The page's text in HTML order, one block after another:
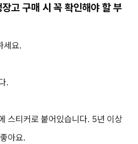
고 구매 시 꼭 확인해야 할 부
세요.
.
스티커로 붙어있습니다. 5년 이상
아요.